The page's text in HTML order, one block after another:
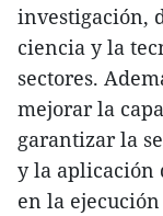
investigación,
ciencia y la
sectores.
mejorar la
garantizar la
y la aplicación
en la